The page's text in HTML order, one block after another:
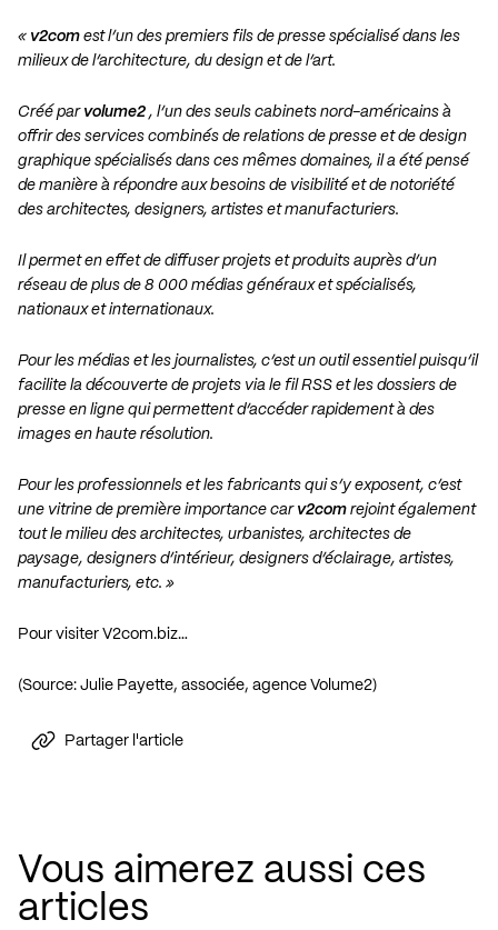
« v2com est l’un des premiers fils de presse spécialisé dans les
milieux de l’architecture, du design et de l’art.
Créé par volume2 , l’un des seuls cabinets nord-américains à
offrir des services combinés de relations de presse et de design
graphique spécialisés dans ces mêmes domaines, il a été pensé
de manière à répondre aux besoins de visibilité et de notoriété
des architectes, designers, artistes et manufacturiers.
Il permet en effet de diffuser projets et produits auprès d’un
réseau de plus de 8 000 médias généraux et spécialisés,
nationaux et internationaux.
Pour les médias et les journalistes, c’est un outil essentiel puisqu’il
facilite la découverte de projets via le fil RSS et les dossiers de
presse en ligne qui permettent d’accéder rapidement à des
images en haute résolution.
Pour les professionnels et les fabricants qui s’y exposent, c’est
une vitrine de première importance car v2com rejoint également
tout le milieu des architectes, urbanistes, architectes de
paysage, designers d’intérieur, designers d’éclairage, artistes,
manufacturiers, etc. »
Pour visiter V2com.biz…
(Source: Julie Payette, associée, agence Volume2)
Partager l'article
Vous aimerez aussi ces
articles